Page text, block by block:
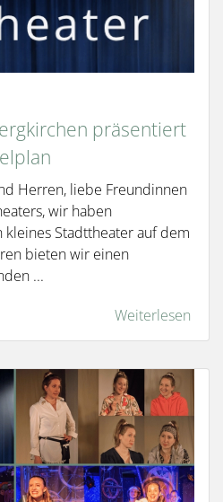
präsentiert
Herren, liebe Freundinnen
wir haben
kleines Stadttheater auf dem
bieten wir einen
...
Weiterlesen